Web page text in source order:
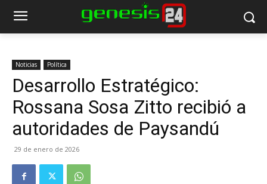
Noticias Política
Desarrollo Estratégico:
Rossana Sosa Zitto recibió a
autoridades de Paysandú
29 de enero de 2026